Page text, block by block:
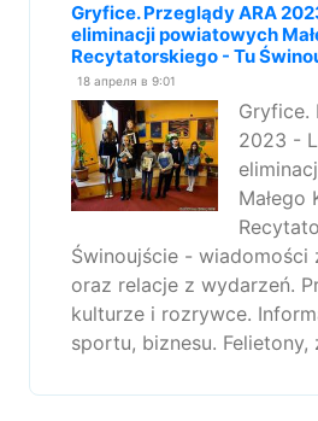
Gryfice. Przeglądy ARA
eliminacji powiatowych
Recytatorskiego - Tu
18 апреля в 9:01
Gryfice.
2023 -
Małego
Świnoujście - wiadomości
oraz relacje z wydarzeń.
kulturze i rozrywce.
sportu, biznesu. Felietony,